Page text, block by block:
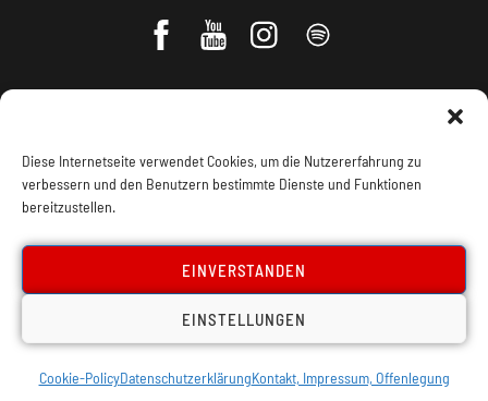
Diese Internetseite verwendet Cookies, um die Nutzererfahrung zu
verbessern und den Benutzern bestimmte Dienste und Funktionen
bereitzustellen.
EINVERSTANDEN
EINSTELLUNGEN
Cookie-PolicyDatenschutzerklärungKontakt, Impressum, Offenlegung
Impressum, Offenlegung Cookie Policy
Datenschutz Kontakt